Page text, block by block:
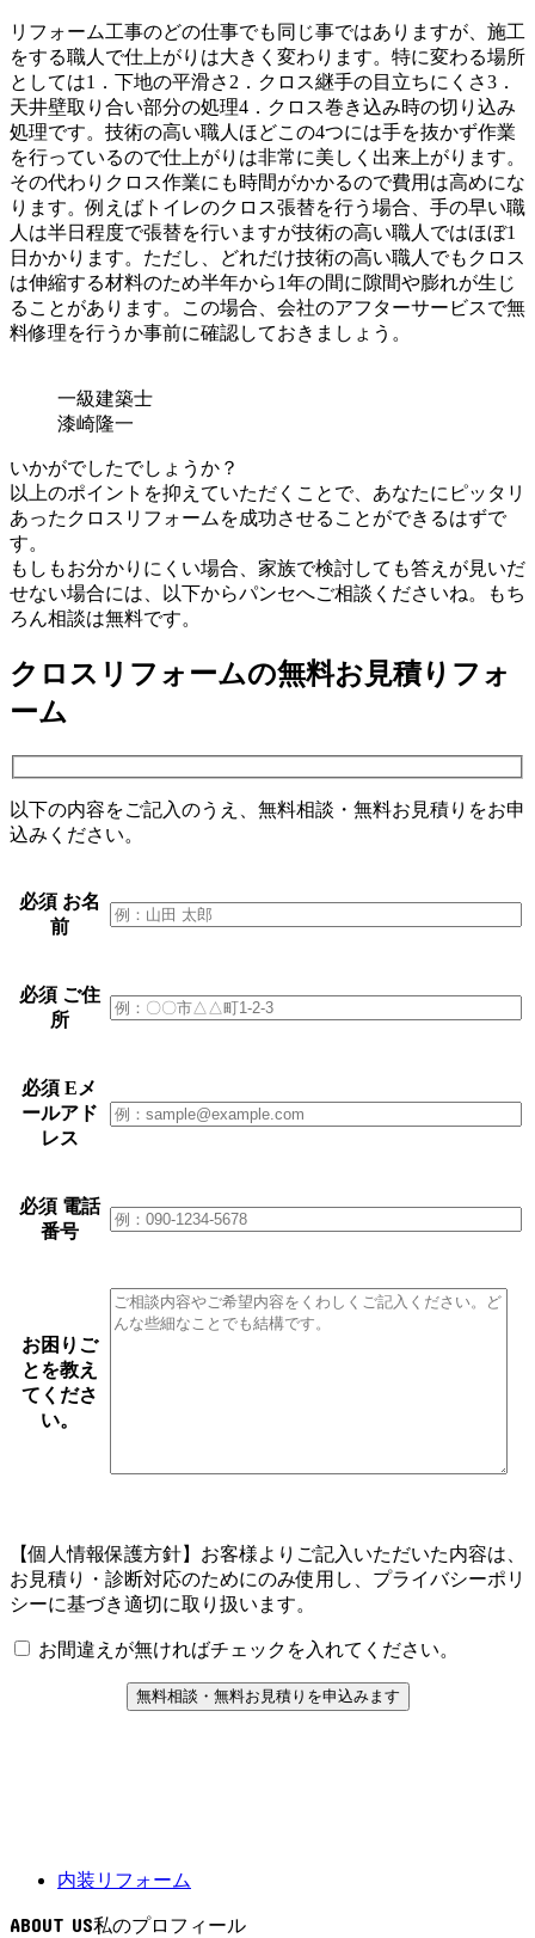
リフォーム工事のどの仕事でも同じ事ではありますが、施工
をする職人で仕上がりは大きく変わります。特に変わる場所
としては1．下地の平滑さ2．クロス継手の目立ちにくさ3．
天井壁取り合い部分の処理4．クロス巻き込み時の切り込み
処理です。技術の高い職人ほどこの4つには手を抜かず作業
を行っているので仕上がりは非常に美しく出来上がります。
その代わりクロス作業にも時間がかかるので費用は高めにな
ります。例えばトイレのクロス張替を行う場合、手の早い職
人は半日程度で張替を行いますが技術の高い職人ではほぼ1
日かかります。ただし、どれだけ技術の高い職人でもクロス
は伸縮する材料のため半年から1年の間に隙間や膨れが生じ
ることがあります。この場合、会社のアフターサービスで無
料修理を行うか事前に確認しておきましょう。
一級建築士
漆崎隆一
いかがでしたでしょうか？
以上のポイントを抑えていただくことで、あなたにピッタリ
あったクロスリフォームを成功させることができるはずで
す。
もしもお分かりにくい場合、家族で検討しても答えが見いだ
せない場合には、以下からパンセへご相談くださいね。もち
ろん相談は無料です。
クロスリフォームの無料お見積りフォ
ーム
以下の内容をご記入のうえ、無料相談・無料お見積りをお申
込みください。
必須お名
前
必須ご住
所
必須 Eメ
ールアド
レス
必須電話
番号
お困りご
とを教え
てくださ
い。
【個人情報保護方針】お客様よりご記入いただいた内容は、
お見積り・診断対応のためにのみ使用し、プライバシーポリ
シーに基づき適切に取り扱います。
お間違えが無ければチェックを入れてください。
内装リフォーム
ABOUT US